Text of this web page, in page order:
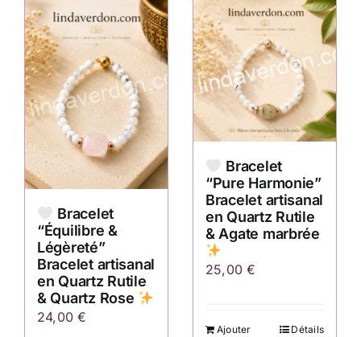
Bracelet
“Équilibre &
Légèreté”
Bracelet artisanal
en Quartz Rutile
& Quartz Rose
24,00€
Bracelet
“Pure Harmonie”
Bracelet artisanal
en Quartz Rutile
& Agate marbrée
25,00€
Ajouter
Détails